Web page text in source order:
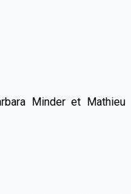
Minder et Mathieu